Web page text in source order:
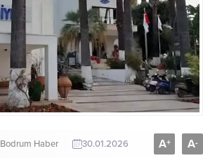
Bodrum Haber 30.01.2026 A+ A-